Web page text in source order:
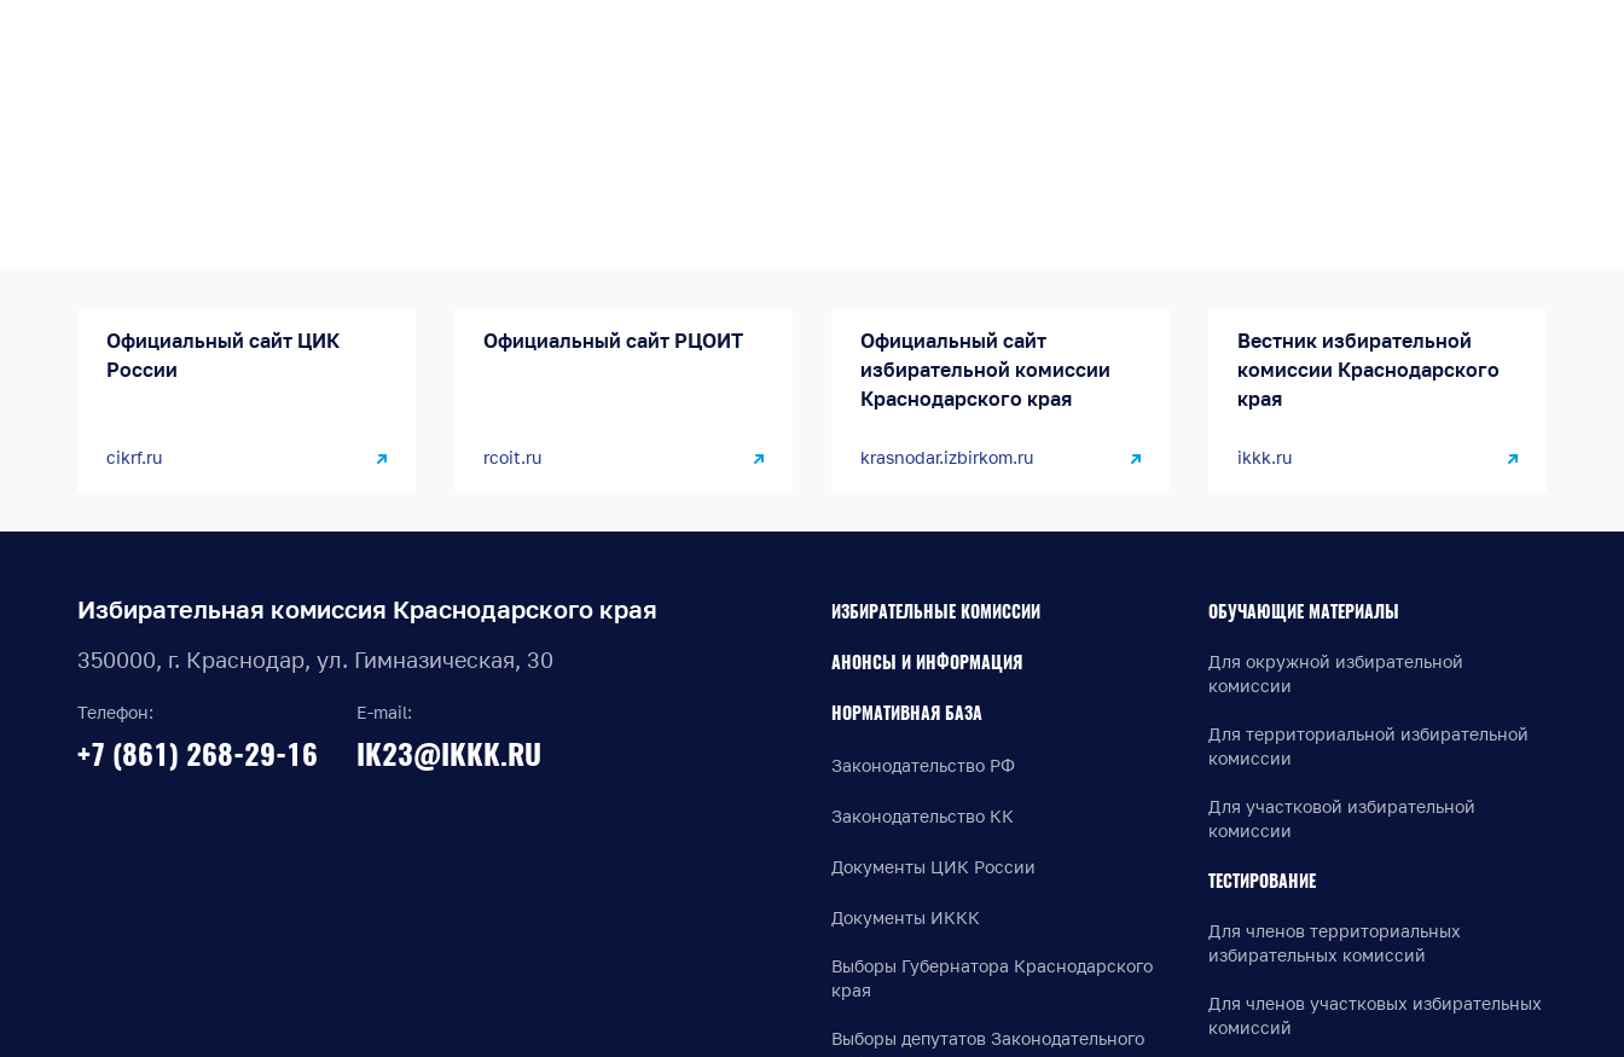
Официальный сайт ЦИК
России
cikrf.ru
Официальный сайт РЦОИТ
rcoit.ru
Официальный сайт
избирательной комиссии
Краснодарского края
krasnodar.izbirkom.ru
Вестник избирательной
комиссии Краснодарского
края
ikkk.ru
Избирательная комиссия Краснодарского края
350000, г. Краснодар, ул. Гимназическая, 30
Телефон:
+7 (861) 268-29-16
E-mail:
IK23@IKKK.RU
ИЗБИРАТЕЛЬНЫЕ КОМИССИИ
АНОНСЫ И ИНФОРМАЦИЯ
НОРМАТИВНАЯ БАЗА
Законодательство РФ
Законодательство КК
Документы ЦИК России
Документы ИККК
Выборы Губернатора Краснодарского
края
Выборы депутатов Законодательного
ОБУЧАЮЩИЕ МАТЕРИАЛЫ
Для окружной избирательной
комиссии
Для территориальной избирательной
комиссии
Для участковой избирательной
комиссии
ТЕСТИРОВАНИЕ
Для членов территориальных
избирательных комиссий
Для членов участковых избирательных
комиссий